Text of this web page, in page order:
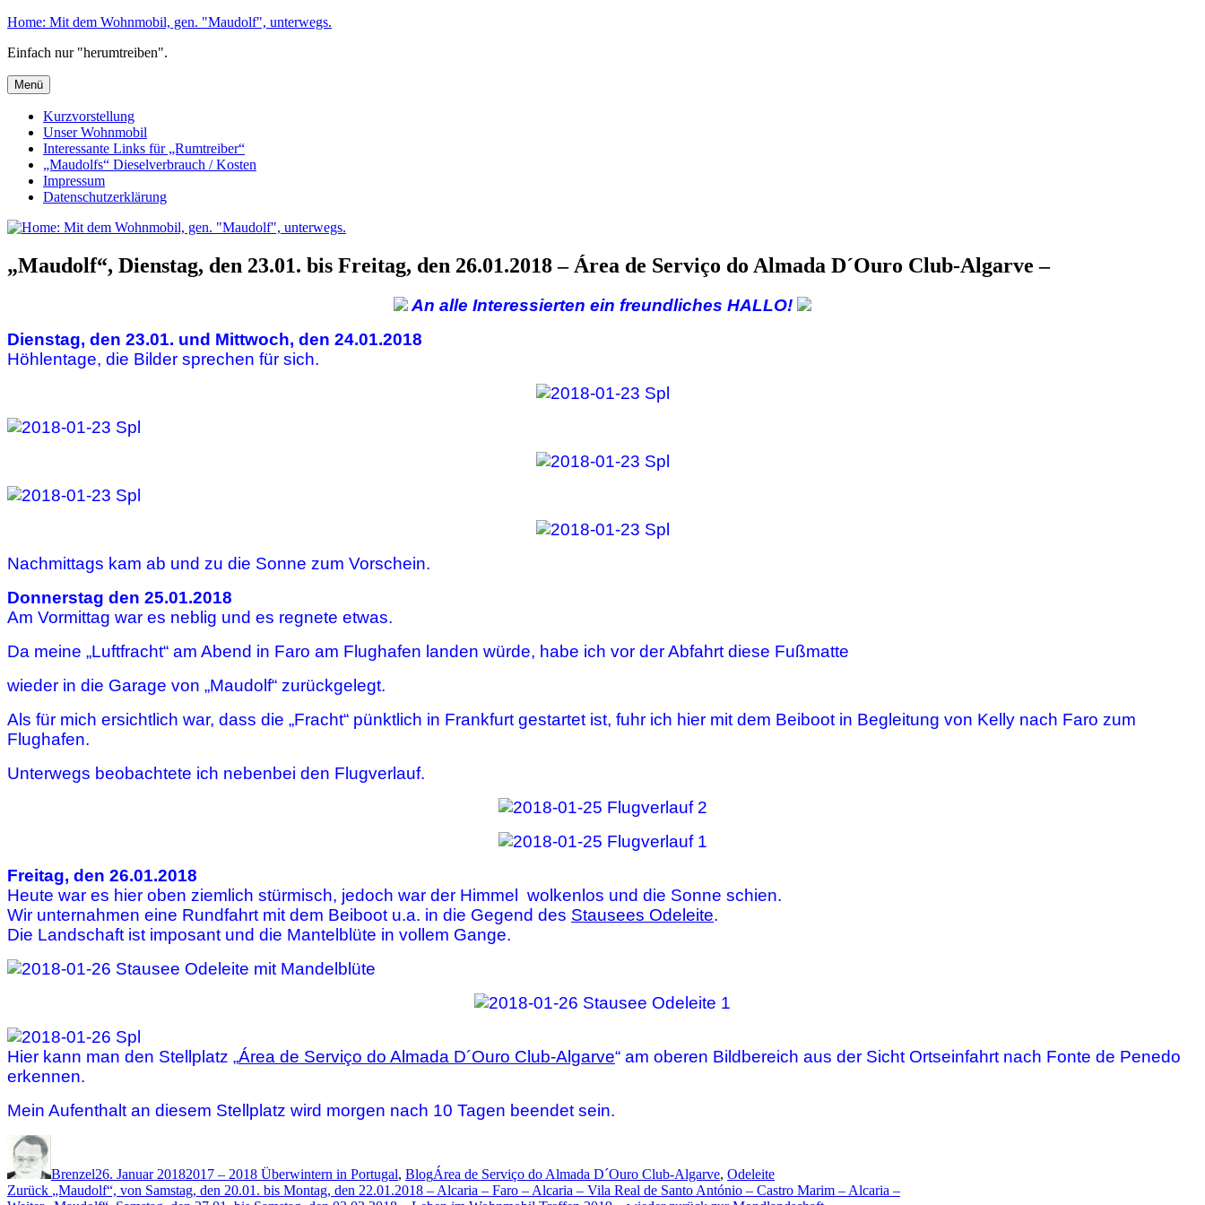
Zum
springen
Home: Mit dem Wohnmobil, gen. "Maudolf", unterwegs.
Einfach nur "herumtreiben".
Menü
Kurzvorstellung
Unser Wohnmobil
Interessante Links für „Rumtreiber“
„Maudolfs“ Dieselverbrauch / Kosten
Impressum
Datenschutzerklärung
„Maudolf“, Dienstag, den 23.01. bis Freitag, den 26.01.2018 – Área de Serviço do Almada D´Ouro Club-Algarve –
An alle Interessierten ein freundliches HALLO!
Dienstag, den 23.01. und Mittwoch, den 24.01.2018
Höhlentage, die Bilder sprechen für sich.
Nachmittags kam ab und zu die Sonne zum Vorschein.
Donnerstag den 25.01.2018
Am Vormittag war es neblig und es regnete etwas.
Da meine „Luftfracht“ am Abend in Faro am Flughafen landen würde, habe ich vor der Abfahrt diese Fußmatte
wieder in die Garage von „Maudolf“ zurückgelegt.
Als für mich ersichtlich war, dass die „Fracht“ pünktlich in Frankfurt gestartet ist, fuhr ich hier mit dem Beiboot in Begleitung von Kelly nach Faro zum
Flughafen.
Unterwegs beobachtete ich nebenbei den Flugverlauf.
Freitag, den 26.01.2018
Heute war es hier oben ziemlich stürmisch, jedoch war der Himmel wolkenlos und die Sonne schien.
Wir unternahmen eine Rundfahrt mit dem Beiboot u.a. in die Gegend des Stausees Odeleite.
Die Landschaft ist imposant und die Mantelblüte in vollem Gange.
Hier kann man den Stellplatz „Área de Serviço do Almada D´Ouro Club-Algarve“ am oberen Bildbereich aus der Sicht Ortseinfahrt nach Fonte de Penedo
erkennen.
Mein Aufenthalt an diesem Stellplatz wird morgen nach 10 Tagen beendet sein.
Brenzel26. Januar 20182017 – 2018 Überwintern in Portugal, BlogÁrea de Serviço do Almada D´Ouro Club-Algarve, Odeleite
Beitragsnavigation
Zurück
Vorheriger
„Maudolf“, von Samstag, den 20.01. bis Montag, den 22.01.2018 – Alcaria – Faro – Alcaria – Vila Real de Santo António – Castro Marim – Alcaria –